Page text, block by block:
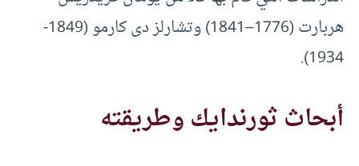
هربارت (1776–1841) وتشارلز دى كارمو (1849-
1934).
أبحاث ثورندايك وطريقته